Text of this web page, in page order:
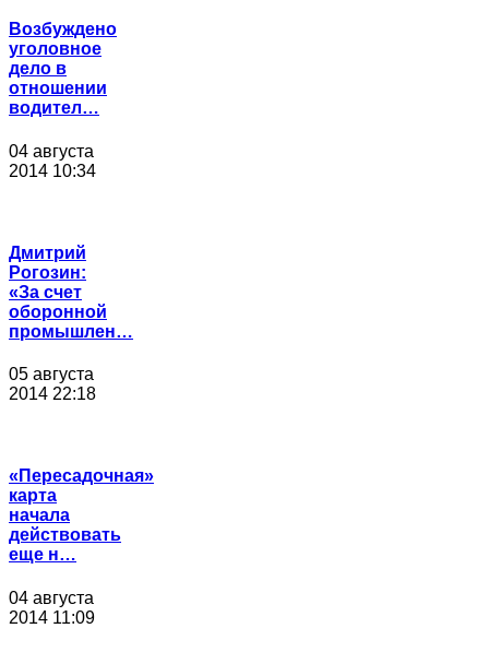
Возбуждено
уголовное
дело в
отношении
водител…
04 августа
2014 10:34
Дмитрий
Рогозин:
«За счет
оборонной
промышлен…
05 августа
2014 22:18
«Пересадочная»
карта
начала
действовать
еще н…
04 августа
2014 11:09